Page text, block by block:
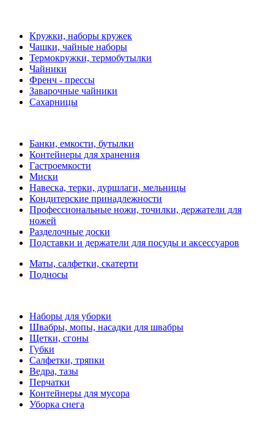
Кружки, наборы кружек
Чашки, чайные наборы
Термокружки, термобутылки
Чайники
Френч - прессы
Заварочные чайники
Сахарницы
Банки, емкости, бутылки
Контейнеры для хранения
Гастроемкости
Миски
Навеска, терки, дуршлаги, мельницы
Кондитерские принадлежности
Профессиональные ножи, точилки, держатели для
ножей
Разделочные доски
Подставки и держатели для посуды и аксессуаров
Маты, салфетки, скатерти
Подносы
Наборы для уборки
Швабры, мопы, насадки для швабры
Щетки, сгоны
Губки
Салфетки, тряпки
Ведра, тазы
Перчатки
Контейнеры для мусора
Уборка снега